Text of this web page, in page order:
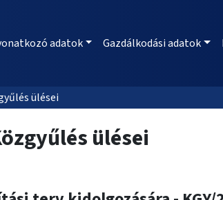
adatok Gazdálkodási adatok
ülései
ülései